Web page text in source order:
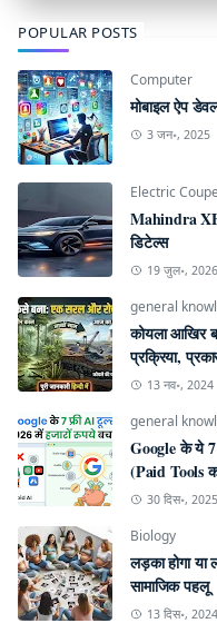
POPULAR POSTS
Computer
मोबाइल ऐप
3 जन॰, 2025
Electric
Mahindra
डिटेल्स
19 जुल॰, 2026
general
कोयला आखिर
प्रक्रिया,
13 नव॰, 2024
general
Google के ये
(Paid Tools
30 दिस॰, 2025
Biology
लड़का होगा या
सामाजिक पहलू
13 दिस॰, 2024